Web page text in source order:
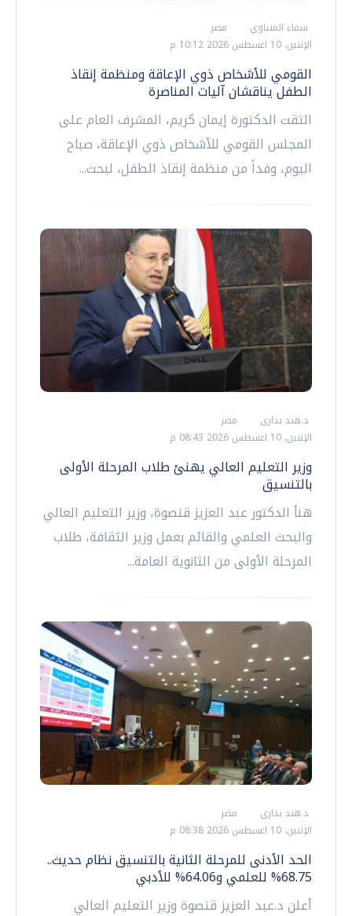
سماء المنياوي
مصر
الإثنين، 10 اغسطس 2026 10:12 م
القومي للأشخاص ذوي الإعاقة ومنظمة إنقاذ
الطفل يناقشان آليات المناصرة
التقت الدكتورة إيمان كريم، المشرف العام على
المجلس القومي للأشخاص ذوي الإعاقة، صباح
اليوم، وفداً من منظمة إنقاذ الطفل، لبحث...
د.هند بدارى
مصر
الإثنين، 10 اغسطس 2026 08:43 م
وزير التعليم العالي يهنئ طلاب المرحلة الأولى
بالتنسيق
هنأ الدكتور عبد العزيز قنصوة، وزير التعليم العالي
والبحث العلمي والقائم بعمل وزير الثقافة، طلاب
المرحلة الأولى من الثانوية العامة...
د.هند بدارى
مصر
الإثنين، 10 اغسطس 2026 08:38 م
الحد الأدنى للمرحلة الثانية بالتنسيق نظام حديث..
68.75% للعلمي و64.06% للأدبي
أعلن د.عبد العزيز قنصوة وزير التعليم العالي